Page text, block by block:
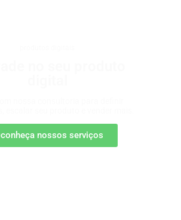
conheça nossos serviços